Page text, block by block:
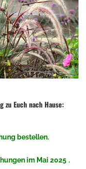
Euch nach Hause:
bestellen.
im Mai 2025 .